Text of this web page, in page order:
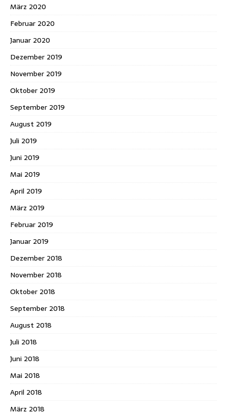
März 2020
Februar 2020
Januar 2020
Dezember 2019
November 2019
Oktober 2019
September 2019
August 2019
Juli 2019
Juni 2019
Mai 2019
April 2019
März 2019
Februar 2019
Januar 2019
Dezember 2018
November 2018
Oktober 2018
September 2018
August 2018
Juli 2018
Juni 2018
Mai 2018
April 2018
März 2018